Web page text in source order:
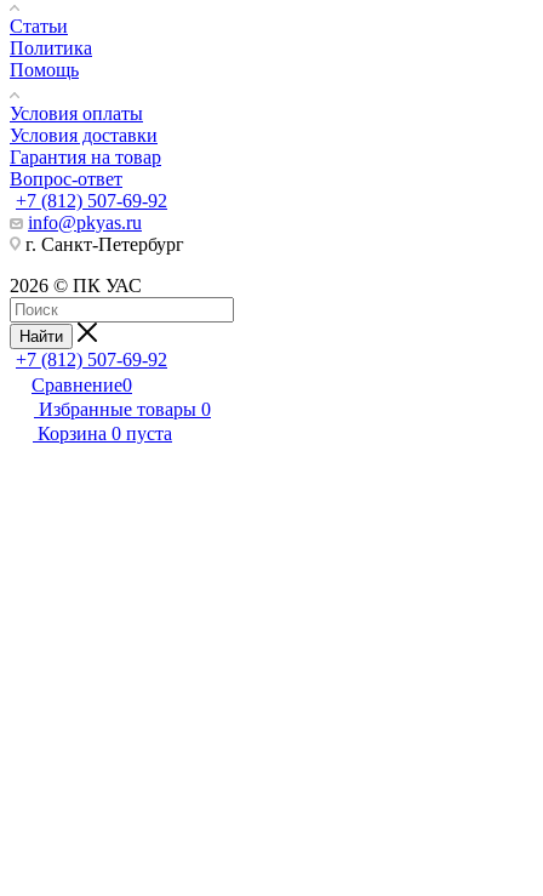
Статьи
Политика
Помощь
Условия оплаты
Условия доставки
Гарантия на товар
Вопрос-ответ
+7 (812) 507-69-92
info@pkyas.ru
г. Санкт-Петербург
2026 © ПК УАС
Найти
+7 (812) 507-69-92
Сравнение0
Избранные товары 0
Корзина 0 пуста